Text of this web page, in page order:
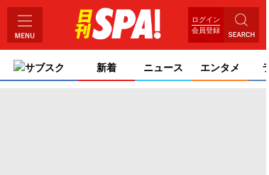
ログイン
会員登録
サブスク 新着 ニュース エンタメ